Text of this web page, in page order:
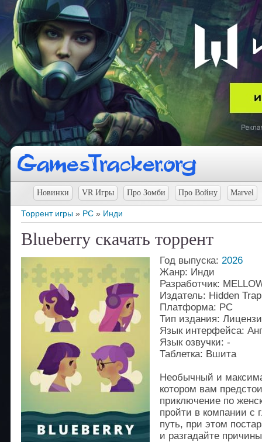
Новинки VR Игры Про Зомби Про Войну Marvel
Торрент игры » PC » Инди
Blueberry скачать торрент
Год выпуска: 2026
Жанр: Инди
Разработчик:
Издатель: Hidden Trap
Платформа: PC
Тип издания:
Язык интерфейса:
Язык озвучки: -
Таблетка: Вшита
Необычный и
котором вам
приключение по
пройти в компании с
путь, при этом
и разгадайте